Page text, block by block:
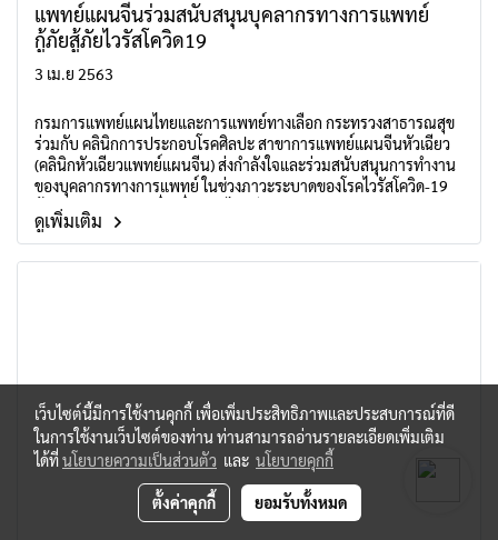
แพทย์แผนจีนร่วมสนับสนุนบุคลากรทางการแพทย์
กู้ภัยสู้ภัยไวรัสโควิด19
3 เม.ย 2563
กรมการแพทย์แผนไทยและการแพทย์ทางเลือก กระทรวงสาธารณสุข
ร่วมกับ คลินิกการประกอบโรคศิลปะ สาขาการแพทย์แผนจีนหัวเฉียว
(คลินิกหัวเฉียวแพทย์แผนจีน) ส่งกำลังใจและร่วมสนับสนุนการทำงาน
ของบุคลากรทางการแพทย์ ในช่วงภาวะระบาดของโรคไวรัสโควิด-19
ด้วยการสนับสนุนเครื่องดื่มสมุนไพรจีนหย่างเซิงบำรุงสุขภาพเสริม
ภูมิคุ้มกัน “จินจิน” - "Jin Jin" Chinese Herbal Drink เหมาะสำหรับผู้ที่
มีภาวะชี่ของปอดพร่องหรือเป็นบุคลากรกลุ่มเสี่ยง ช่วยบำรุงปอดและ
ดูเพิ่มเติม
เว็บไซต์นี้มีการใช้งานคุกกี้ เพื่อเพิ่มประสิทธิภาพและประสบการณ์ที่ดี
ในการใช้งานเว็บไซต์ของท่าน ท่านสามารถอ่านรายละเอียดเพิ่มเติม
ได้ที่นโยบายความเป็นส่วนตัว และ นโยบายคุกกี้
ตั้งค่าคุกกี้ ยอมรับทั้งหมด